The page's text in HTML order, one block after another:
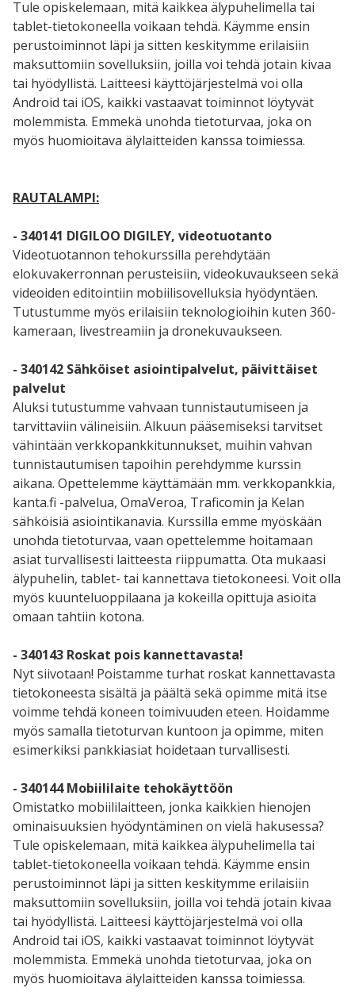
Tule opiskelemaan, mitä kaikkea älypuhelimella tai
tablet-tietokoneella voikaan tehdä. Käymme ensin
perustoiminnot läpi ja sitten keskitymme erilaisiin
maksuttomiin sovelluksiin, joilla voi tehdä jotain kivaa
tai hyödyllistä. Laitteesi käyttöjärjestelmä voi olla
Android tai iOS, kaikki vastaavat toiminnot löytyvät
molemmista. Emmekä unohda tietoturvaa, joka on
myös huomioitava älylaitteiden kanssa toimiessa.
RAUTALAMPI:
- 340141 DIGILOO DIGILEY, videotuotanto
Videotuotannon tehokurssilla perehdytään
elokuvakerronnan perusteisiin, videokuvaukseen sekä
videoiden editointiin mobiilisovelluksia hyödyntäen.
Tutustumme myös erilaisiin teknologioihin kuten 360-
kameraan, livestreamiin ja dronekuvaukseen.
- 340142 Sähköiset asiointipalvelut, päivittäiset
palvelut
Aluksi tutustumme vahvaan tunnistautumiseen ja
tarvittaviin välineisiin. Alkuun pääsemiseksi tarvitset
vähintään verkkopankkitunnukset, muihin vahvan
tunnistautumisen tapoihin perehdymme kurssin
aikana. Opettelemme käyttämään mm. verkkopankkia,
kanta.fi -palvelua, OmaVeroa, Traficomin ja Kelan
sähköisiä asiointikanavia. Kurssilla emme myöskään
unohda tietoturvaa, vaan opettelemme hoitamaan
asiat turvallisesti laitteesta riippumatta. Ota mukaasi
älypuhelin, tablet- tai kannettava tietokoneesi. Voit olla
myös kuunteluoppilaana ja kokeilla opittuja asioita
omaan tahtiin kotona.
- 340143 Roskat pois kannettavasta!
Nyt siivotaan! Poistamme turhat roskat kannettavasta
tietokoneesta sisältä ja päältä sekä opimme mitä itse
voimme tehdä koneen toimivuuden eteen. Hoidamme
myös samalla tietoturvan kuntoon ja opimme, miten
esimerkiksi pankkiasiat hoidetaan turvallisesti.
- 340144 Mobiililaite tehokäyttöön
Omistatko mobiililaitteen, jonka kaikkien hienojen
ominaisuuksien hyödyntäminen on vielä hakusessa?
Tule opiskelemaan, mitä kaikkea älypuhelimella tai
tablet-tietokoneella voikaan tehdä. Käymme ensin
perustoiminnot läpi ja sitten keskitymme erilaisiin
maksuttomiin sovelluksiin, joilla voi tehdä jotain kivaa
tai hyödyllistä. Laitteesi käyttöjärjestelmä voi olla
Android tai iOS, kaikki vastaavat toiminnot löytyvät
molemmista. Emmekä unohda tietoturvaa, joka on
myös huomioitava älylaitteiden kanssa toimiessa.